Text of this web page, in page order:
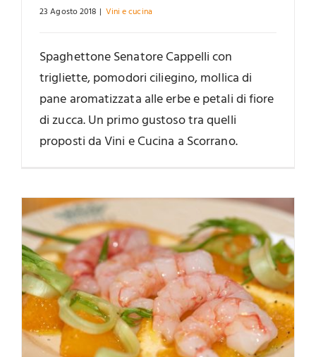
23 Agosto 2018 | Vini e cucina
Spaghettone Senatore Cappelli con
trigliette, pomodori ciliegino, mollica di
pane aromatizzata alle erbe e petali di fiore
di zucca. Un primo gustoso tra quelli
proposti da Vini e Cucina a Scorrano.